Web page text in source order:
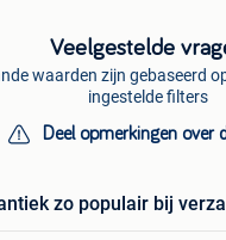
Veelgestelde
waarden zijn gebaseerd
ingestelde filters
Deel opmerkingen over
zo populair bij